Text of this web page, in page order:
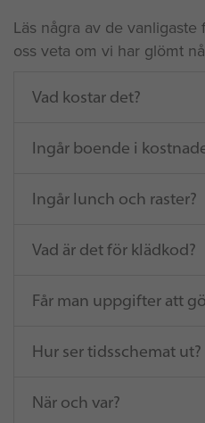
Läs några av de
oss veta om vi har glömt
Vad kostar det?
Ingår boende i
Ingår lunch och raster?
Vad är det för klädkod?
Får man uppgifter att
Hur ser tidsschemat ut?
När och var?